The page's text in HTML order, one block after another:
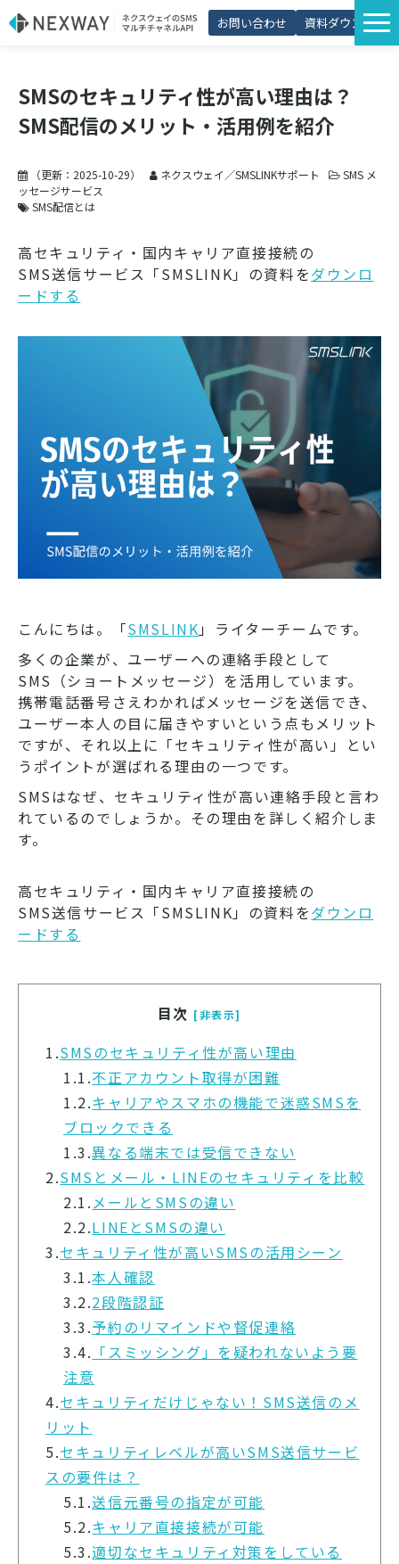
お問い合わせ 資料ダウンロード
選ばれる理由
プラン・価格
導入事例
パートナー制度
SMSのセキュリティ性が高い理由は？
SMS配信のメリット・活用例を紹介
（更新： 2025-10-29） ネクスウェイ／SMSLINKサポート
SMS メ
ッセージサービス
SMS配信とは
高セキュリティ・国内キャリア直接接続の
SMS送信サービス「SMSLINK」の資料をダウンロ
ードする
こんにちは。「SMSLINK」ライターチームです。
多くの企業が、ユーザーへの連絡手段として
SMS（ショートメッセージ）を活用しています。
携帯電話番号さえわかればメッセージを送信でき、
ユーザー本人の目に届きやすいという点もメリット
ですが、それ以上に「セキュリティ性が高い」とい
うポイントが選ばれる理由の一つです。
SMSはなぜ、セキュリティ性が高い連絡手段と言わ
れているのでしょうか。その理由を詳しく紹介しま
す。
高セキュリティ・国内キャリア直接接続の
SMS送信サービス「SMSLINK」の資料をダウンロ
ードする
目次 [非表示]
1.SMSのセキュリティ性が高い理由
1.1.不正アカウント取得が困難
1.2.キャリアやスマホの機能で迷惑SMSを
ブロックできる
1.3.異なる端末では受信できない
2.SMSとメール・LINEのセキュリティを比較
2.1.メールとSMSの違い
2.2.LINEとSMSの違い
3.セキュリティ性が高いSMSの活用シーン
3.1.本人確認
3.2.2段階認証
3.3.予約のリマインドや督促連絡
3.4. 「スミッシング」を疑われないよう要
注意
4.セキュリティだけじゃない！SMS送信のメ
リット
5.セキュリティレベルが高いSMS送信サービ
スの要件は？
5.1.送信元番号の指定が可能
5.2.キャリア直接接続が可能
5.3.適切なセキュリティ対策をしている